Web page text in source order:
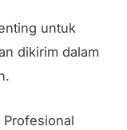
untuk
dikirim dalam